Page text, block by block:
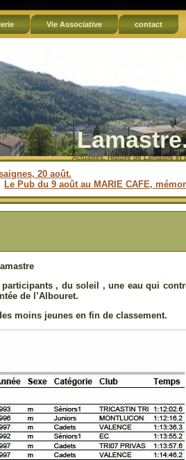
Vie Associative contact
Actualités, Histoire de Lamastre et
20 août.
Le Pub du 9 août au MARIE CAFE,
, du soleil , une eau qui
de l’Albouret.
moins jeunes en fin de classement.